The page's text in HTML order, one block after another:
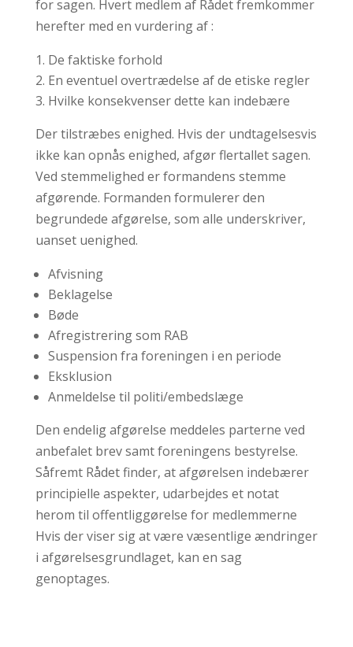
for sagen. Hvert medlem af Rådet fremkommer
herefter med en vurdering af :
De faktiske forhold
En eventuel overtrædelse af de etiske regler
Hvilke konsekvenser dette kan indebære
Der tilstræbes enighed. Hvis der undtagelsesvis
ikke kan opnås enighed, afgør flertallet sagen.
Ved stemmelighed er formandens stemme
afgørende. Formanden formulerer den
begrundede afgørelse, som alle underskriver,
uanset uenighed.
Afvisning
Beklagelse
Bøde
Afregistrering som RAB
Suspension fra foreningen i en periode
Eksklusion
Anmeldelse til politi/embedslæge
Den endelig afgørelse meddeles parterne ved
anbefalet brev samt foreningens bestyrelse.
Såfremt Rådet finder, at afgørelsen indebærer
principielle aspekter, udarbejdes et notat
herom til offentliggørelse for medlemmerne
Hvis der viser sig at være væsentlige ændringer
i afgørelsesgrundlaget, kan en sag
genoptages.